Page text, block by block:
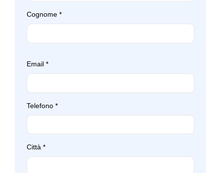
Cognome *
Email *
Telefono *
Città *